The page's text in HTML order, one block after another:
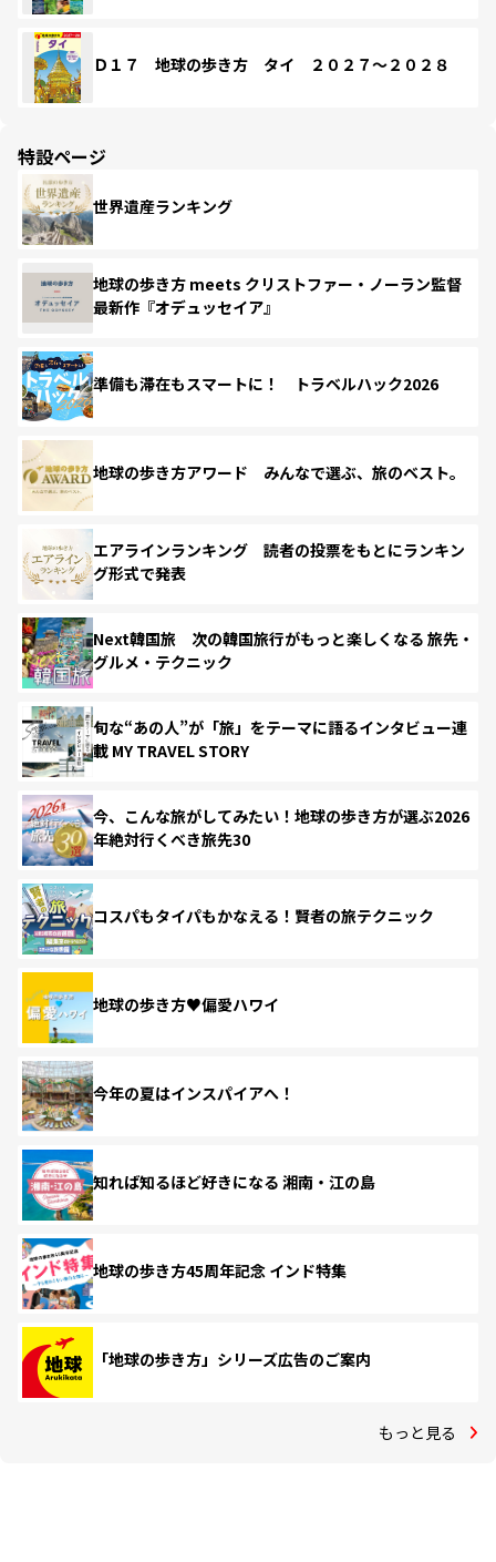
Ｄ１７ 地球の歩き方 タイ ２０２７～２０２８
特設ページ
世界遺産ランキング
地球の歩き方 meets クリストファー・ノーラン監督
最新作『オデュッセイア』
準備も滞在もスマートに！ トラベルハック2026
地球の歩き方アワード みんなで選ぶ、旅のベスト。
エアラインランキング 読者の投票をもとにランキン
グ形式で発表
Next韓国旅 次の韓国旅行がもっと楽しくなる 旅先・
グルメ・テクニック
旬な“あの人”が「旅」をテーマに語るインタビュー連
載 MY TRAVEL STORY
今、こんな旅がしてみたい！地球の歩き方が選ぶ2026
年絶対行くべき旅先30
コスパもタイパもかなえる！賢者の旅テクニック
地球の歩き方♥偏愛ハワイ
今年の夏はインスパイアへ！
知れば知るほど好きになる 湘南・江の島
地球の歩き方45周年記念 インド特集
「地球の歩き方」シリーズ広告のご案内
もっと見る